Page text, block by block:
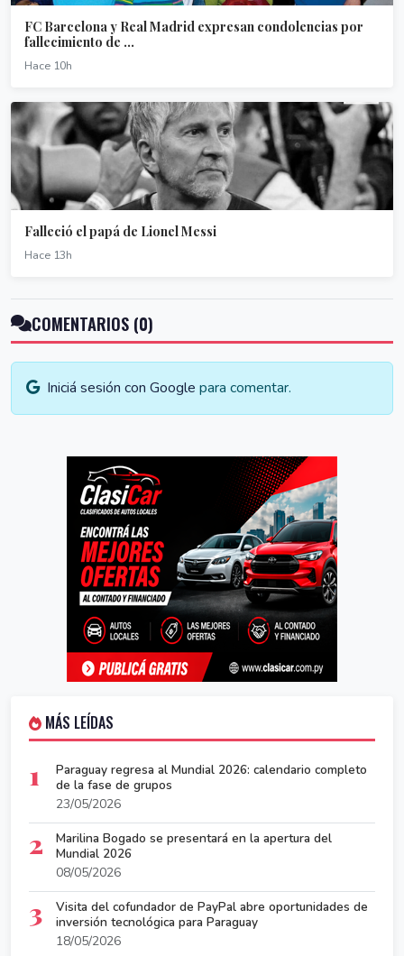
FC Barcelona y Real Madrid expresan condolencias por
fallecimiento de ...
Hace 10h
Falleció el papá de Lionel Messi
Hace 13h
COMENTARIOS (0)
Iniciá sesión con Google para comentar.
MÁS LEÍDAS
1
Paraguay regresa al Mundial 2026: calendario completo
de la fase de grupos
23/05/2026
2
Marilina Bogado se presentará en la apertura del
Mundial 2026
08/05/2026
3
Visita del cofundador de PayPal abre oportunidades de
inversión tecnológica para Paraguay
18/05/2026